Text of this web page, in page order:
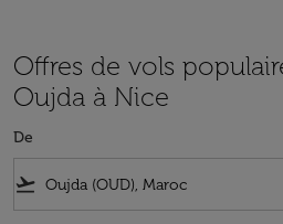
Offres de vols
Oujda à Nice
De
flight_takeoff